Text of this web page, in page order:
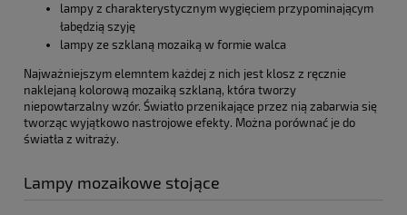
lampy z charakterystycznym wygięciem przypominającym
łabędzią szyję
lampy ze szklaną mozaiką w formie walca
Najważniejszym elemntem każdej z nich jest klosz z ręcznie
naklejaną kolorową mozaiką szklaną, która tworzy
niepowtarzalny wzór. Światło przenikające przez nią zabarwia się
tworząc wyjątkowo nastrojowe efekty. Można porównać je do
światła z witraży.
Lampy mozaikowe stojące